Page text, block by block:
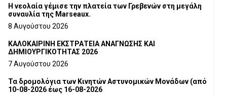
Η νεολαία γέμισε την πλατεία των Γρεβενών στη μεγάλη
συναυλία της Marseaux.
8 Αυγούστου 2026
ΚΑΛΟΚΑΙΡΙΝΗ ΕΚΣΤΡΑΤΕΙΑ ΑΝΑΓΝΩΣΗΣ ΚΑΙ
ΔΗΜΙΟΥΡΓΙΚΟΤΗΤΑΣ 2026
7 Αυγούστου 2026
Τα δρομολόγια των Κινητών Αστυνομικών Μονάδων (από
10-08-2026 έως 16-08-2026